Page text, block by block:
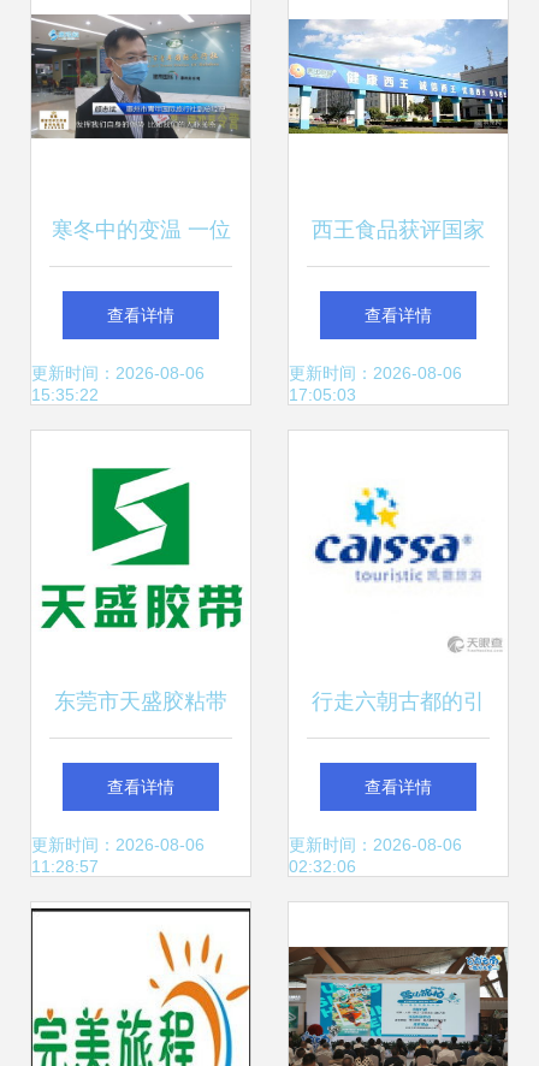
寒冬中的变温 一位
导游从带团到带货
的转型纪实
查看详情
更新时间：2026-08-06
15:35:22
西王食品获评国家
绿色工厂，加速推
进全域旅游新布局
查看详情
更新时间：2026-08-06
17:05:03
东莞市天盛胶粘带
制品厂 粘合品质与
出行的完美纽带
查看详情
更新时间：2026-08-06
11:28:57
行走六朝古都的引
路人 北京凯撒国际
旅行社有限责任公
查看详情
更新时间：2026-08-06
02:32:06